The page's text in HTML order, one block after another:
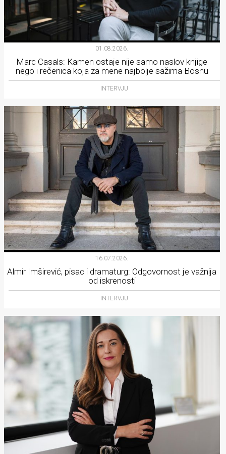
01.08.2026.
Marc Casals: Kamen ostaje nije samo naslov knjige
nego i rečenica koja za mene najbolje sažima Bosnu
INTERVJU
16.07.2026.
Almir Imširević, pisac i dramaturg: Odgovornost je važnija
od iskrenosti
INTERVJU